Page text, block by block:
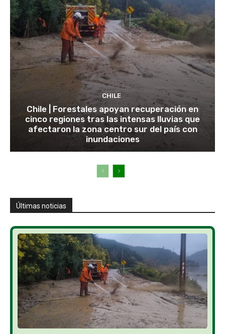
CHILE
Chile | Forestales apoyan recuperación en
cinco regiones tras las intensas lluvias que
afectaron la zona centro sur del país con
inundaciones
Últimas noticias